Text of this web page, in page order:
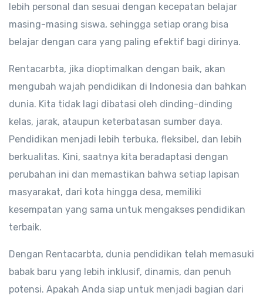
lebih personal dan sesuai dengan kecepatan belajar
masing-masing siswa, sehingga setiap orang bisa
belajar dengan cara yang paling efektif bagi dirinya.
Rentacarbta, jika dioptimalkan dengan baik, akan
mengubah wajah pendidikan di Indonesia dan bahkan
dunia. Kita tidak lagi dibatasi oleh dinding-dinding
kelas, jarak, ataupun keterbatasan sumber daya.
Pendidikan menjadi lebih terbuka, fleksibel, dan lebih
berkualitas. Kini, saatnya kita beradaptasi dengan
perubahan ini dan memastikan bahwa setiap lapisan
masyarakat, dari kota hingga desa, memiliki
kesempatan yang sama untuk mengakses pendidikan
terbaik.
Dengan Rentacarbta, dunia pendidikan telah memasuki
babak baru yang lebih inklusif, dinamis, dan penuh
potensi. Apakah Anda siap untuk menjadi bagian dari